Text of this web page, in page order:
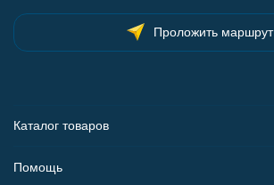
Проложить маршрут
Каталог товаров
Помощь